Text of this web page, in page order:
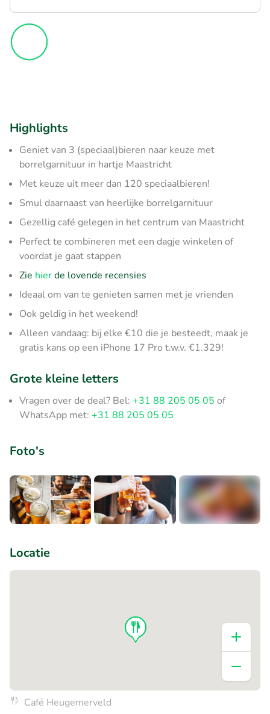
Highlights
Geniet van 3 (speciaal)bieren naar keuze met
borrelgarnituur in hartje Maastricht
Met keuze uit meer dan 120 speciaalbieren!
Smul daarnaast van heerlijke borrelgarnituur
Gezellig café gelegen in het centrum van Maastricht
Perfect te combineren met een dagje winkelen of
voordat je gaat stappen
Zie hierde lovende recensies
Ideaal om van te genieten samen met je vrienden
Ook geldig in het weekend!
Alleen vandaag: bij elke €10 die je besteedt, maak je
gratis kans op een iPhone 17 Pro t.w.v. €1.329!
Grote kleine letters
Vragen over de deal? Bel: +31 88 205 05 05 of
WhatsApp met: +31 88 205 05 05
Foto's
Locatie
Café Heugemerveld